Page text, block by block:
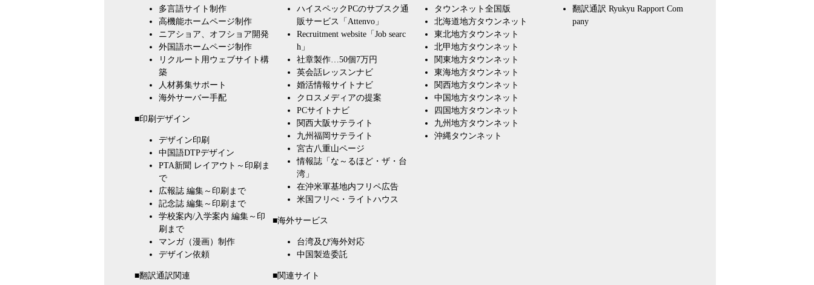
多言語サイト制作
高機能ホームページ制作
ニアショア、オフショア開発
外国語ホームページ制作
リクルート用ウェブサイト構
築
人材募集サポート
海外サーバー手配
■印刷デザイン
デザイン印刷
中国語DTPデザイン
PTA新聞 レイアウト～印刷ま
で
広報誌 編集～印刷まで
記念誌 編集～印刷まで
学校案内/入学案内 編集～印
刷まで
マンガ（漫画）制作
デザイン依頼
■翻訳通訳関連
ハイスペックPCのサブスク通
販サービス「Attenvo」
Recruitment website「Job searc
h」
社章製作…50個7万円
英会話レッスンナビ
婚活情報サイトナビ
クロスメディアの提案
PCサイトナビ
関西大阪サテライト
九州福岡サテライト
宮古八重山ページ
情報誌「な～るほど・ザ・台
湾」
在沖米軍基地内フリペ広告
米国フリぺ・ライトハウス
■海外サービス
台湾及び海外対応
中国製造委託
■関連サイト
タウンネット全国版
北海道地方タウンネット
東北地方タウンネット
北甲地方タウンネット
関東地方タウンネット
東海地方タウンネット
関西地方タウンネット
中国地方タウンネット
四国地方タウンネット
九州地方タウンネット
沖縄タウンネット
翻訳通訳 Ryukyu Rapport Com
pany